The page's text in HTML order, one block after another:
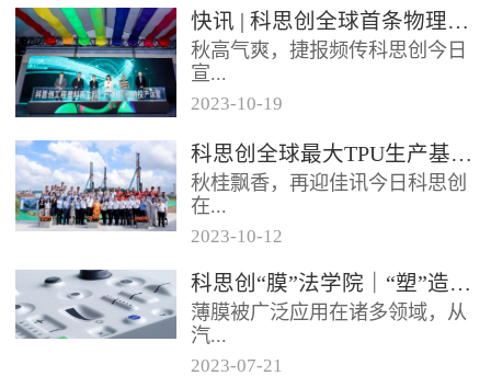
，作为亚洲首屈一指的塑料和橡
胶工业展览会，将于2024年4月
23 - 26日...
快讯 | 科思创全球首条物理回收聚碳酸酯专用生产线在上海投产
秋高气爽，捷报频传科思创今日
宣...
布其全球首条物理回收（MCR）
聚碳酸酯专用生产线已在上海一
体化基地正式投产每年将生产超
过2...
2023-10-19
科思创全球最大TPU生产基地在珠海破土动工
秋桂飘香，再迎佳讯今日科思创
在...
广东珠海正式开工建设其全球最
大热塑性聚氨酯（TPU）生产基
地进一步扩大在华南的产业布局
抓住...
2023-10-12
科思创“膜”法学院｜“塑”造轻薄耐用的 IME 组件
薄膜被广泛应用在诸多领域，从
汽...
2023-07-21